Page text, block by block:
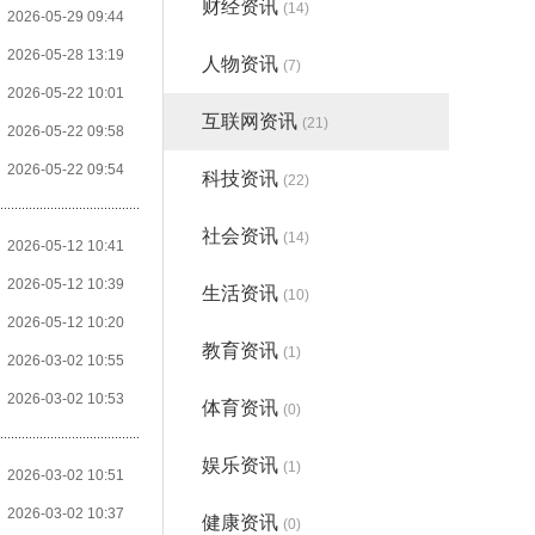
2026-05-29 09:44
2026-05-28 13:19
2026-05-22 10:01
2026-05-22 09:58
2026-05-22 09:54
2026-05-12 10:41
2026-05-12 10:39
2026-05-12 10:20
2026-03-02 10:55
2026-03-02 10:53
2026-03-02 10:51
2026-03-02 10:37
财经资讯 (14)
人物资讯 (7)
互联网资讯 (21)
科技资讯 (22)
社会资讯 (14)
生活资讯 (10)
教育资讯 (1)
体育资讯 (0)
娱乐资讯 (1)
健康资讯 (0)